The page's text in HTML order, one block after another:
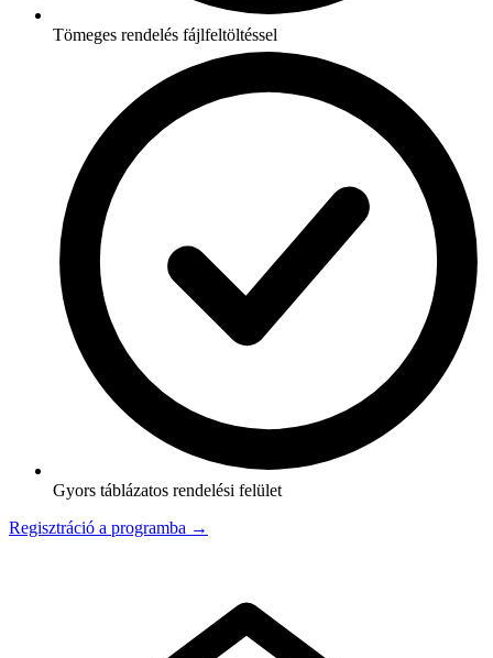
Tömeges rendelés fájlfeltöltéssel
Gyors táblázatos rendelési felület
Regisztráció a programba →